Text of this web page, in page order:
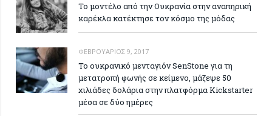
Το μοντέλο από την Ουκρανία στην αναπηρική
καρέκλα κατέκτησε τον κόσμο της μόδας
ΦΕΒΡΟΥΆΡΙΟΣ 9, 2017
Το ουκρανικό μενταγιόν SenStone για τη
μετατροπή φωνής σε κείμενο, μάζεψε 50
χιλιάδες δολάρια στην πλατφόρμα Kickstarter
μέσα σε δύο ημέρες